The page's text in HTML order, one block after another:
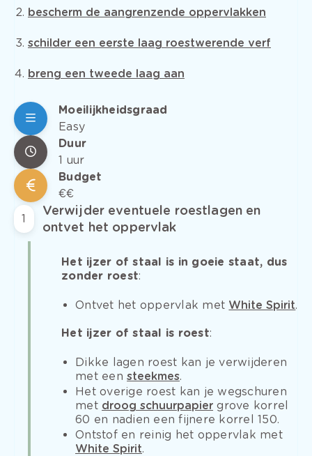
bescherm de aangrenzende oppervlakken
schilder een eerste laag roestwerende verf
breng een tweede laag aan
Moeilijkheidsgraad
Easy
Duur
1 uur
Budget
€€
1
Verwijder eventuele roestlagen en
ontvet het oppervlak
Het ijzer of staal is in goeie staat, dus
zonder roest:
Ontvet het oppervlak met White Spirit.
Het ijzer of staal is roest:
Dikke lagen roest kan je verwijderen
met eensteekmes.
Het overige roest kan je wegschuren
met droog schuurpapier grove korrel
60 en nadien een fijnere korrel 150.
Ontstof en reinig het oppervlak met
White Spirit.